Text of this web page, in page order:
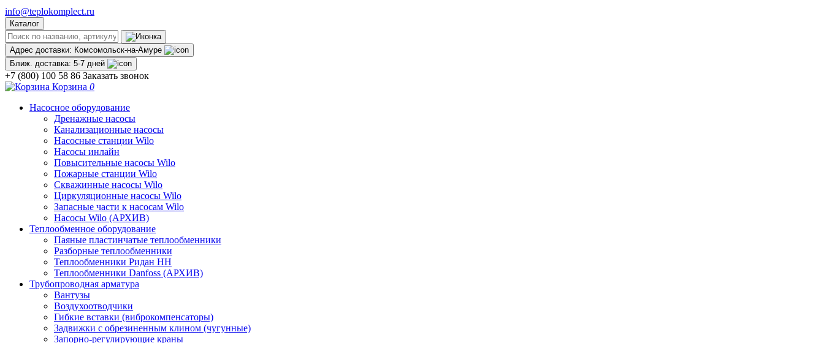
info@teplokomplect.ru
Каталог
Адрес доставки: Комсомольск-на-Амуре
Ближ. доставка: 5-7 дней
+7 (800) 100 58 86 Заказать звонок
Корзина 0
Насосное оборудование
Дренажные насосы
Канализационные насосы
Насосные станции Wilo
Насосы инлайн
Повысительные насосы Wilo
Пожарные станции Wilo
Скважинные насосы Wilo
Циркуляционные насосы Wilo
Запасные части к насосам Wilo
Насосы Wilo (АРХИВ)
Теплообменное оборудование
Паяные пластинчатые теплообменники
Разборные теплообменники
Теплообменники Ридан НН
Теплообменники Danfoss (АРХИВ)
Трубопроводная арматура
Вантузы
Воздухоотводчики
Гибкие вставки (виброкомпенсаторы)
Задвижки с обрезиненным клином (чугунные)
Запорно-регулирующие краны